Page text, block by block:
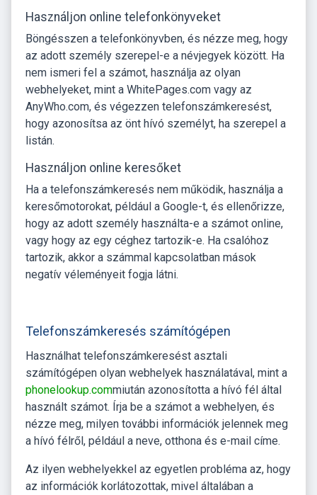
Használjon online telefonkönyveket
Böngésszen a telefonkönyvben, és nézze meg, hogy
az adott személy szerepel-e a névjegyek között. Ha
nem ismeri fel a számot, használja az olyan
webhelyeket, mint a WhitePages.com vagy az
AnyWho.com, és végezzen telefonszámkeresést,
hogy azonosítsa az önt hívó személyt, ha szerepel a
listán.
Használjon online keresőket
Ha a telefonszámkeresés nem működik, használja a
keresőmotorokat, például a Google-t, és ellenőrizze,
hogy az adott személy használta-e a számot online,
vagy hogy az egy céghez tartozik-e. Ha csalóhoz
tartozik, akkor a számmal kapcsolatban mások
negatív véleményeit fogja látni.
Telefonszámkeresés számítógépen
Használhat telefonszámkeresést asztali
számítógépen olyan webhelyek használatával, mint a
phonelookup.commiután azonosította a hívó fél által
használt számot. Írja be a számot a webhelyen, és
nézze meg, milyen további információk jelennek meg
a hívó félről, például a neve, otthona és e-mail címe.
Az ilyen webhelyekkel az egyetlen probléma az, hogy
az információk korlátozottak, mivel általában a